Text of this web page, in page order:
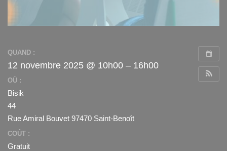
QUAND :
12 novembre 2025 @ 10h00 – 16h00
OÙ :
Bisik
44
Rue Amiral Bouvet 97470 Saint-Benoît
COÛT :
Gratuit